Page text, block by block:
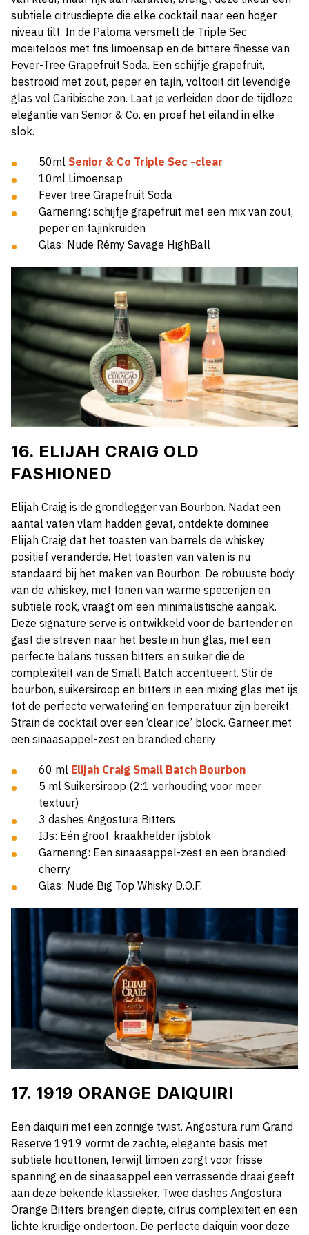
subtiele citrusdiepte die elke cocktail naar een hoger
niveau tilt. In de Paloma versmelt de Triple Sec
moeiteloos met fris limoensap en de bittere finesse van
Fever-Tree Grapefruit Soda. Een schijfje grapefruit,
bestrooid met zout, peper en tajín, voltooit dit levendige
glas vol Caribische zon. Laat je verleiden door de tijdloze
elegantie van Senior & Co. en proef het eiland in elke
slok.
50ml Senior & Co Triple Sec -clear
10ml Limoensap
Fever tree Grapefruit Soda
Garnering: schijfje grapefruit met een mix van zout,
peper en tajinkruiden
Glas: Nude Rémy Savage HighBall
16. ELIJAH CRAIG OLD
FASHIONED
Elijah Craig is de grondlegger van Bourbon. Nadat een
aantal vaten vlam hadden gevat, ontdekte dominee
Elijah Craig dat het toasten van barrels de whiskey
positief veranderde. Het toasten van vaten is nu
standaard bij het maken van Bourbon. De robuuste body
van de whiskey, met tonen van warme specerijen en
subtiele rook, vraagt om een minimalistische aanpak.
Deze signature serve is ontwikkeld voor de bartender en
gast die streven naar het beste in hun glas, met een
perfecte balans tussen bitters en suiker die de
complexiteit van de Small Batch accentueert. Stir de
bourbon, suikersiroop en bitters in een mixing glas met ijs
tot de perfecte verwatering en temperatuur zijn bereikt.
Strain de cocktail over een ‘clear ice’ block. Garneer met
een sinaasappel-zest en brandied cherry
60 ml Elijah Craig Small Batch Bourbon
5 ml Suikersiroop (2:1 verhouding voor meer
textuur)
3 dashes Angostura Bitters
IJs: Eén groot, kraakhelder ijsblok
Garnering: Een sinaasappel-zest en een brandied
cherry
Glas: Nude Big Top Whisky D.O.F.
17. 1919 ORANGE DAIQUIRI
Een daiquiri met een zonnige twist. Angostura rum Grand
Reserve 1919 vormt de zachte, elegante basis met
subtiele houttonen, terwijl limoen zorgt voor frisse
spanning en de sinaasappel een verrassende draai geeft
aan deze bekende klassieker. Twee dashes Angostura
Orange Bitters brengen diepte, citrus complexiteit en een
lichte kruidige ondertoon. De perfecte daiquiri voor deze